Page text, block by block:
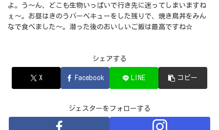
よ。う～ん、どこも生物いっぱいで行き先に迷ってしまいますね
ぇ～。お昼はきのうバーベキューをした残りで、焼き鳥丼をみん
なで食べました～。潜った後のおいしいご飯は最高ですね☆
シェアする
X Facebook LINE コピー
ジェスターをフォローする